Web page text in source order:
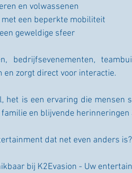
en volwassenen
met een beperkte mobiliteit
geweldige sfeer
bedrijfsevenementen,
zorgt direct voor interactie.
het is een ervaring die mensen
en blijvende herinneringen
dat net even anders is?
bij K2Evasion - Uw